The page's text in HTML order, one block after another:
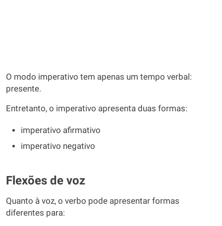
O modo imperativo tem apenas um tempo verbal:
presente.
Entretanto, o imperativo apresenta duas formas:
imperativo afirmativo
imperativo negativo
Flexões de voz
Quanto à voz, o verbo pode apresentar formas
diferentes para: